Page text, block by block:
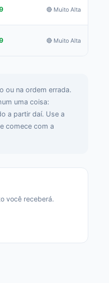
🔴 Muito Alta
🔴 Muito Alta
ou na ordem errada.
uma coisa:
a partir daí. Use a
comece com a
você receberá.